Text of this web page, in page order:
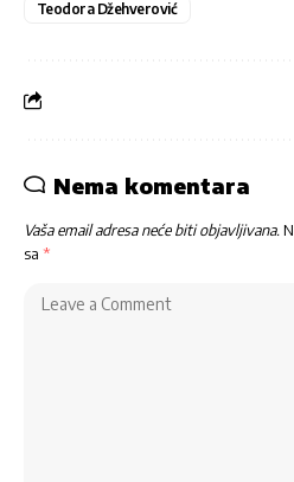
Teodora Džehverović
Nema komentara
Vaša email adresa neće biti objavljivana.
sa *